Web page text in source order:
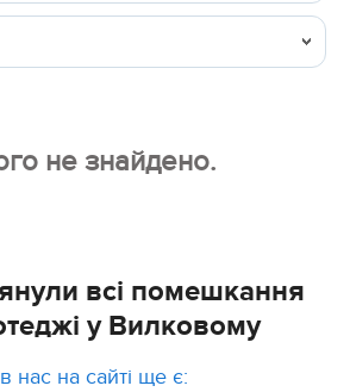
не знайдено.
всі помешкання
у Вилковому
нас на сайті ще є: